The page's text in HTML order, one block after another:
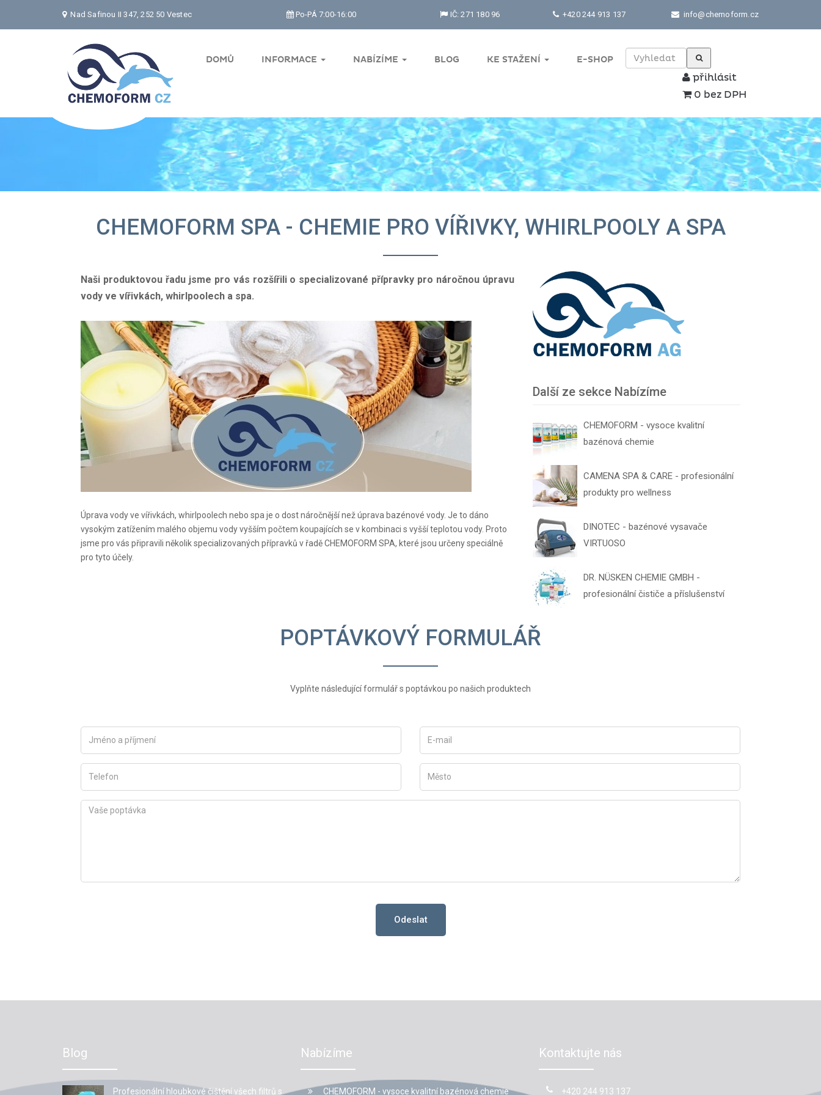
Nad Safinou II 347, 252 50 Vestec Po-PÁ 7:00-16:00 IČ: 271 180 96 +420 244 913 137 info@chemoform.cz
DOMŮ INFORMACE NABÍZÍME BLOG KE STAŽENÍ E-SHOP
přihlásit
0 bez DPH
CHEMOFORM SPA - CHEMIE PRO VÍŘIVKY, WHIRLPOOLY A SPA
Naši produktovou řadu jsme pro vás rozšířili o specializované přípravky pro náročnou úpravu
vody ve vířivkách, whirlpoolech a spa.
Úprava vody ve vířivkách, whirlpoolech nebo spa je o dost náročnější než úprava bazénové vody. Je to dáno
vysokým zatížením malého objemu vody vyšším počtem koupajících se v kombinaci s vyšší teplotou vody. Proto
jsme pro vás připravili několik specializovaných přípravků v řadě CHEMOFORM SPA, které jsou určeny speciálně
pro tyto účely.
Další ze sekce Nabízíme
CHEMOFORM - vysoce kvalitní
bazénová chemie
CAMENA SPA & CARE - profesionální
produkty pro wellness
DINOTEC - bazénové vysavače
VIRTUOSO
DR. NÜSKEN CHEMIE GMBH -
profesionální čističe a příslušenství
POPTÁVKOVÝ FORMULÁŘ
Vyplňte následující formulář s poptávkou po našich produktech
Odeslat
Blog
Profesionální hloubkové čištění všech filtrů s
Nabízíme
CHEMOFORM - vysoce kvalitní bazénová chemie
Kontaktujte nás
+420 244 913 137